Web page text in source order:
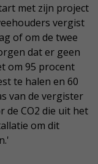
met zijn project
vergist
of om de twee
dat er geen
om 95 procent
te halen en 60
van de vergister
CO2 die uit het
om dit